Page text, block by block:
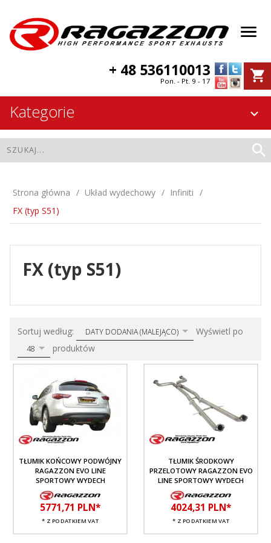
+ 48 536110013
Pon. - Pt. 9 - 17
Kategorie
Strona główna Układ wydechowy
Infiniti
FX (typ S51)
FX (typ S51)
Sortuj według: sortDATY DODANIA (MALEJĄCO) Wyświetl po
48 produktów
TŁUMIK KOŃCOWY PODWÓJNY
RAGAZZON EVO LINE
SPORTOWY WYDECH
5771,71 PLN*
* Z PODATKIEM VAT
TŁUMIK ŚRODKOWY
PRZELOTOWY RAGAZZON EVO
LINE SPORTOWY WYDECH
4024,31 PLN*
* Z PODATKIEM VAT